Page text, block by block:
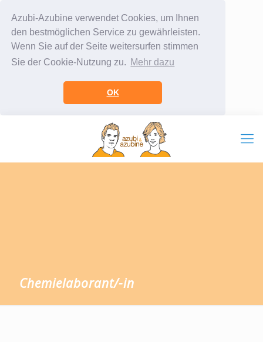
Azubi-Azubine verwendet Cookies, um Ihnen
den bestmöglichen Service zu gewährleisten.
Wenn Sie auf der Seite weitersurfen stimmen
Sie der Cookie-Nutzung zu. Mehr dazu
OK
Chemielaborant/-in